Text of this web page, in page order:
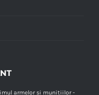
armelor si munitiilor -